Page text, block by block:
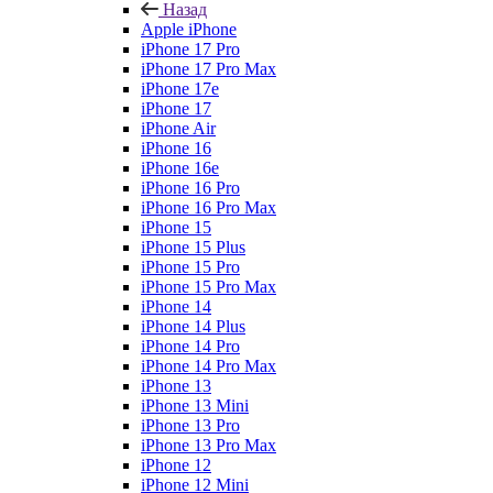
Назад
Apple iPhone
iPhone 17 Pro
iPhone 17 Pro Max
iPhone 17e
iPhone 17
iPhone Air
iPhone 16
iPhone 16e
iPhone 16 Pro
iPhone 16 Pro Max
iPhone 15
iPhone 15 Plus
iPhone 15 Pro
iPhone 15 Pro Max
iPhone 14
iPhone 14 Plus
iPhone 14 Pro
iPhone 14 Pro Max
iPhone 13
iPhone 13 Mini
iPhone 13 Pro
iPhone 13 Pro Max
iPhone 12
iPhone 12 Mini